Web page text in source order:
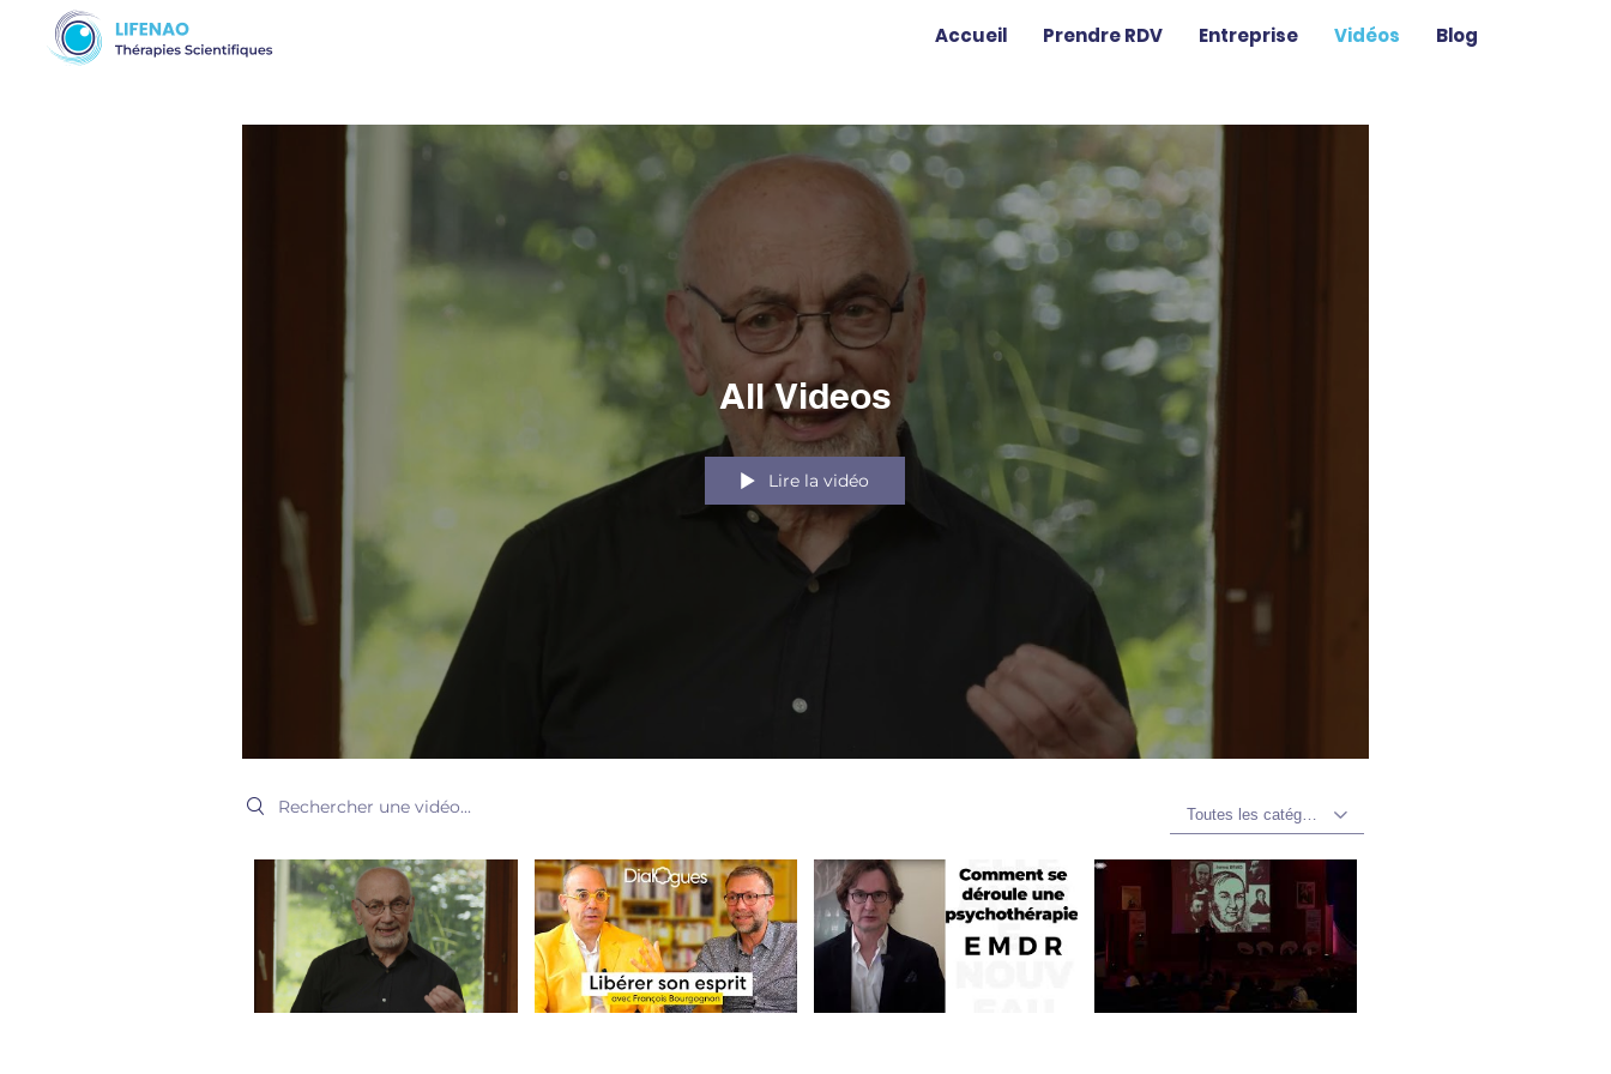
Accueil Prendre RDV Entreprise Vidéos Blog
All Videos
Lire la vidéo
Search videos
Toutes les catégories